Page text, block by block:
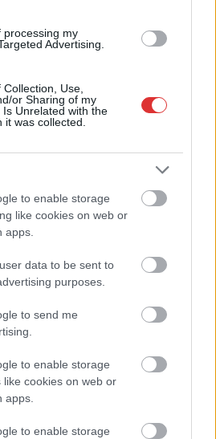
processing my
Advertising.
Use,
or Sharing of my
Unrelated with the
was collected.
to enable storage
like cookies on web or
apps.
data to be sent to
purposes.
to send me
to enable storage
like cookies on web or
apps.
to enable storage
Pócs János fizetéslevonást
kevesebbet vittek haza
nagyon nem akarták a JÉGER
lépcső és remek
és a gázolaj ára is
az új köztársasági elnököt az
az országban, köztük Karcagon
az országban: Szolnokon klímát
– ilyen körülményekről
fel a Szolnok–Kecskemét